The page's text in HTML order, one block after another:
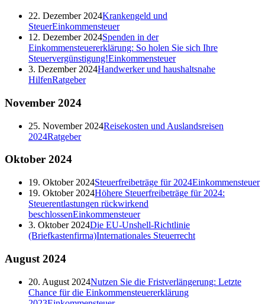
22. Dezember 2024Krankengeld und
SteuerEinkommensteuer
12. Dezember 2024Spenden in der
Einkommensteuererklärung: So holen Sie sich Ihre
Steuervergünstigung!Einkommensteuer
3. Dezember 2024Handwerker und haushaltsnahe
HilfenRatgeber
November 2024
25. November 2024Reisekosten und Auslandsreisen
2024Ratgeber
Oktober 2024
19. Oktober 2024Steuerfreibeträge für 2024Einkommensteuer
19. Oktober 2024Höhere Steuerfreibeträge für 2024:
Steuerentlastungen rückwirkend
beschlossenEinkommensteuer
3. Oktober 2024Die EU-Unshell-Richtlinie
(Briefkastenfirma)Internationales Steuerrecht
August 2024
20. August 2024Nutzen Sie die Fristverlängerung: Letzte
Chance für die Einkommensteuererklärung